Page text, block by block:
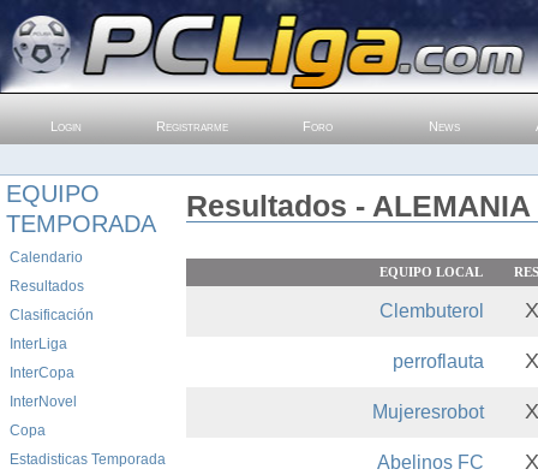
Login Registrarme Foro News
EQUIPO
TEMPORADA
Calendario
Resultados
Clasificación
InterLiga
InterCopa
InterNovel
Copa
Estadisticas Temporada
Resultados -
EQUIPO LOCAL
Clembuterol X
perroflauta X
Mujeresrobot X
Abelinos FC X